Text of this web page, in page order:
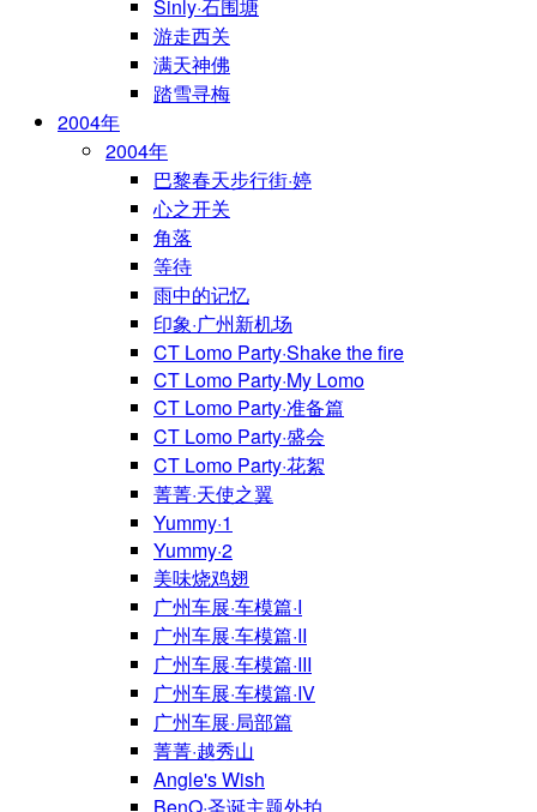
Sinly·石围塘
游走西关
满天神佛
踏雪寻梅
2004年
2004年
巴黎春天步行街·婷
心之开关
角落
等待
雨中的记忆
印象·广州新机场
CT Lomo Party·Shake the fire
CT Lomo Party·My Lomo
CT Lomo Party·准备篇
CT Lomo Party·盛会
CT Lomo Party·花絮
菁菁·天使之翼
Yummy·1
Yummy·2
美味烧鸡翅
广州车展·车模篇·I
广州车展·车模篇·II
广州车展·车模篇·III
广州车展·车模篇·IV
广州车展·局部篇
菁菁·越秀山
Angle's Wish